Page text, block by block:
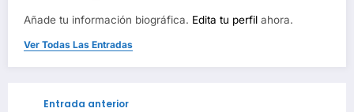
Añade tu información biográfica. Edita tu perfil ahora.
Ver Todas Las Entradas
Entrada anterior